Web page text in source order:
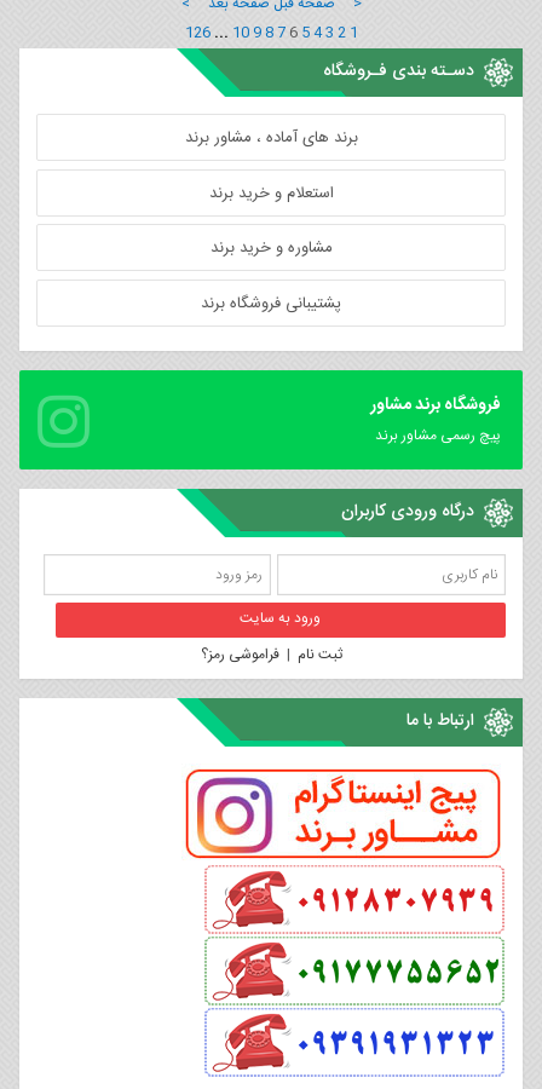
1
2
3
4
5
6
7
8
9
10
...
126
دسـته بندی فـروشگاه
برند های آماده ، مشاور برند
استعلام و خرید برند
مشاوره و خرید برند
پشتیبانی فروشگاه برند
فروشگاه برند مشاور
پیچ رسمی مشاور برند
درگاه ورودی کاربران
ثبت نام |فراموشی رمز؟
ارتباط با ما